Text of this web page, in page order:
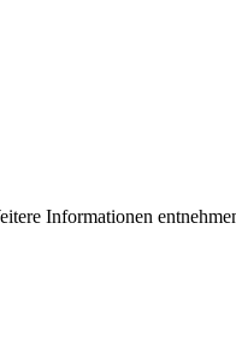
Informationen